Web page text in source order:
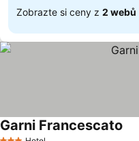
Zobrazte si ceny z 2 webů
Garni Francescato